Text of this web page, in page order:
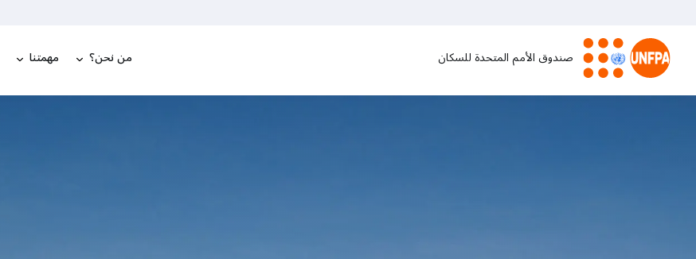
المحتوى
الرئيسي صندوق الأمم المتحدة للسكان من نحن؟ مهمتنا
M